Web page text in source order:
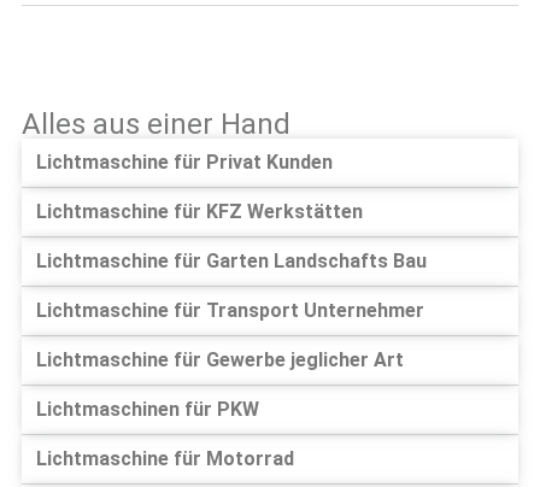
Alles aus einer Hand
Lichtmaschine für Privat Kunden
Lichtmaschine für KFZ Werkstätten
Lichtmaschine für Garten Landschafts Bau
Lichtmaschine für Transport Unternehmer
Lichtmaschine für Gewerbe jeglicher Art
Lichtmaschinen für PKW
Lichtmaschine für Motorrad